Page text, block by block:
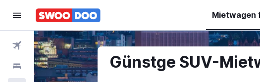
Mietwagen
Flüge
Hotels Günstge SUV-